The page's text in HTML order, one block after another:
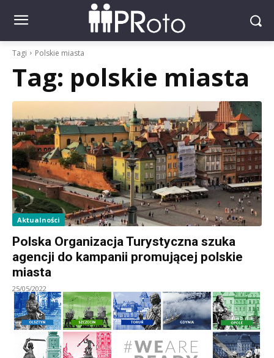
Tagi Polskie miasta
Tag: polskie miasta
Aktualności
Polska Organizacja Turystyczna szuka
agencji do kampanii promującej polskie
miasta
25/05/2022